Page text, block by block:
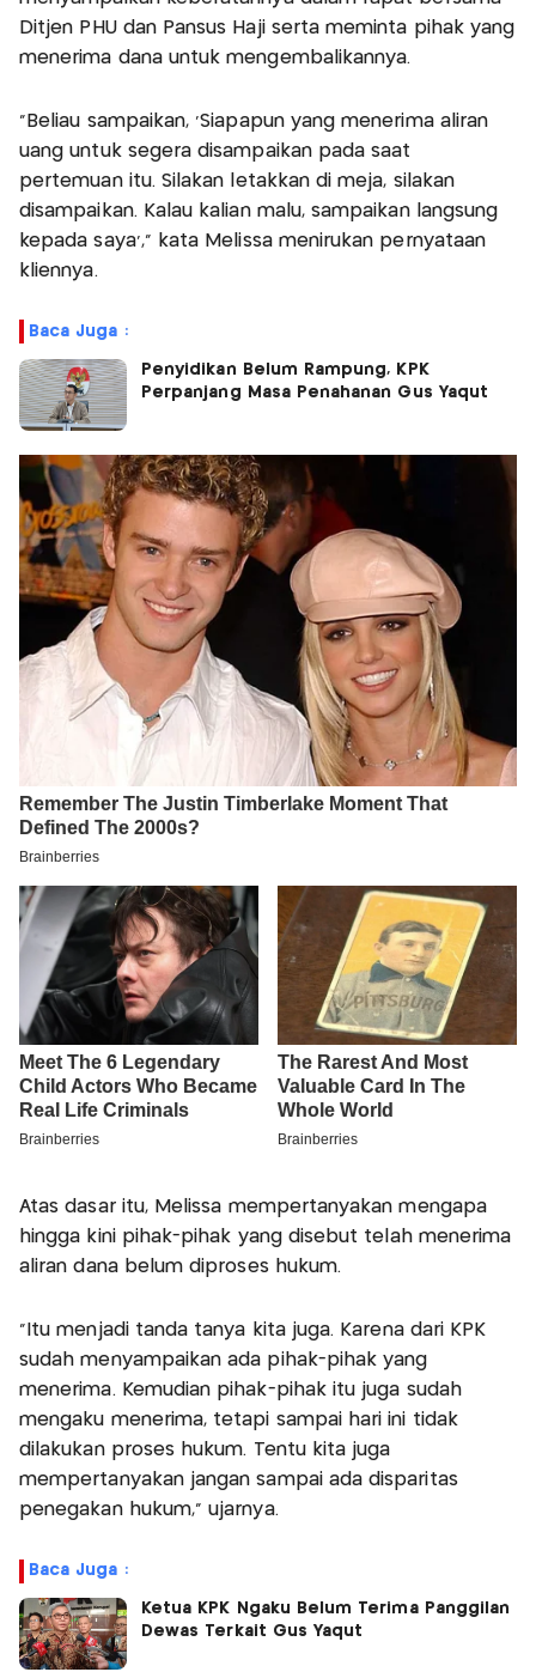
Ditjen PHU dan Pansus Haji serta meminta pihak yang
menerima dana untuk mengembalikannya.
"Beliau sampaikan, 'Siapapun yang menerima aliran
uang untuk segera disampaikan pada saat
pertemuan itu. Silakan letakkan di meja, silakan
disampaikan. Kalau kalian malu, sampaikan langsung
kepada saya'," kata Melissa menirukan pernyataan
kliennya.
Baca Juga :
Penyidikan Belum Rampung, KPK
Perpanjang Masa Penahanan Gus Yaqut
Atas dasar itu, Melissa mempertanyakan mengapa
hingga kini pihak-pihak yang disebut telah menerima
aliran dana belum diproses hukum.
"Itu menjadi tanda tanya kita juga. Karena dari KPK
sudah menyampaikan ada pihak-pihak yang
menerima. Kemudian pihak-pihak itu juga sudah
mengaku menerima, tetapi sampai hari ini tidak
dilakukan proses hukum. Tentu kita juga
mempertanyakan jangan sampai ada disparitas
penegakan hukum," ujarnya.
Baca Juga :
Ketua KPK Ngaku Belum Terima Panggilan
Dewas Terkait Gus Yaqut